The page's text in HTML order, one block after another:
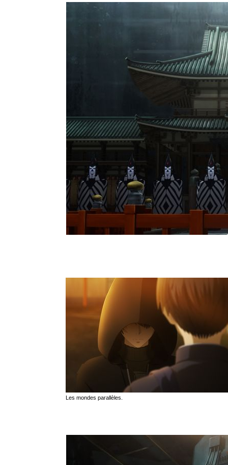
Les mondes parallèles.